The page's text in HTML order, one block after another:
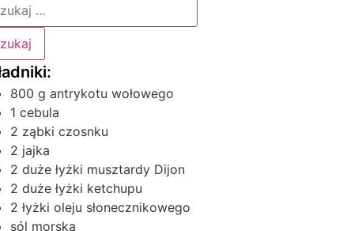
800 g antrykotu wołowego
1 cebula
2 ząbki czosnku
2 jajka
2 duże łyżki musztardy Dijon
2 duże łyżki ketchupu
2 łyżki oleju słonecznikowego
sól morska